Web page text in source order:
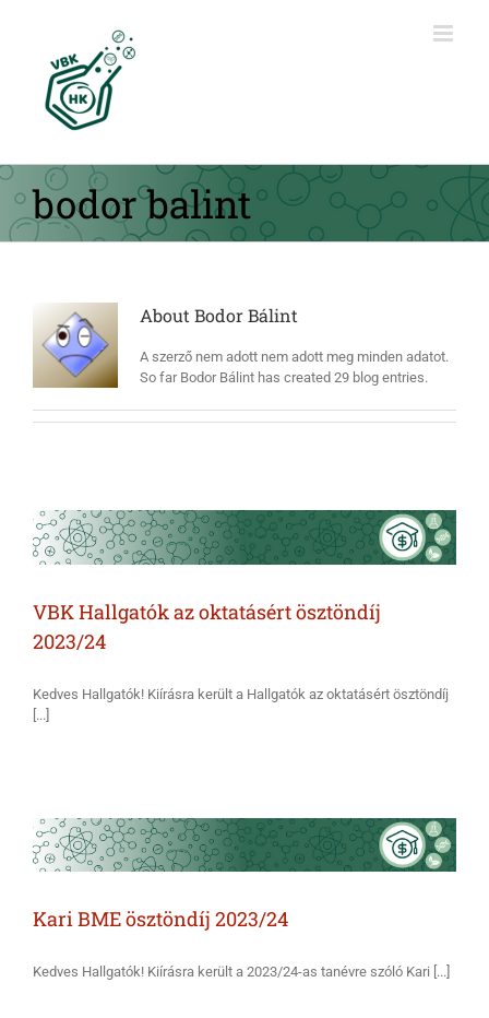
bodor balint
About Bodor Bálint
A szerző nem adott nem adott meg minden adatot.
So far Bodor Bálint has created 29 blog entries.
VBK Hallgatók az oktatásért ösztöndíj
2023/24
Kedves Hallgatók! Kiírásra került a Hallgatók az oktatásért ösztöndíj
[...]
Kari BME ösztöndíj 2023/24
Kedves Hallgatók! Kiírásra került a 2023/24-as tanévre szóló Kari [...]